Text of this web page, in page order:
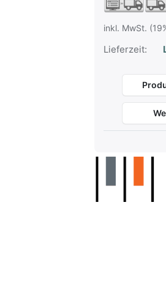
inkl. MwSt.
Lieferzeit: